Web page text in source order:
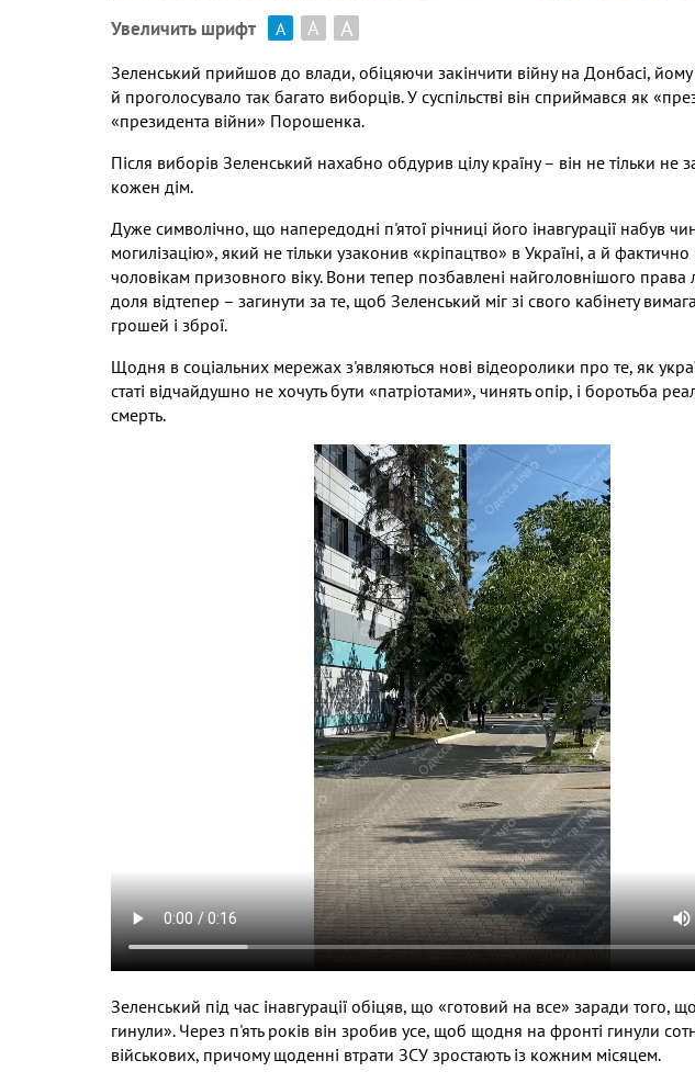
Увеличить шрифт А А А
Зеленський прийшов до влади, обіцяючи закінчити війну на Донбасі,
й проголосувало так багато виборців.У суспільстві він сприймався як
«президента війни» Порошенка.
Після виборів Зеленський нахабно обдурив цілу країну – він не тільки не
кожен дім.
Дуже символічно, що напередодні п'ятої річниці його інавгурації набув
могилізацію», який не тільки узаконив «кріпацтво» в Україні, а й фактично
чоловікам призовного віку. Вони тепер позбавлені найголовнішого
доля відтепер – загинути за те, щоб Зеленський міг зі свого кабінету
грошей і зброї.
Щодня в соціальних мережах з'являються нові відеоролики про те, як
статі відчайдушно не хочуть бути «патріотами», чинять опір, і боротьба
смерть.
Зеленський під час інавгурації обіцяв, що «готовий на все» заради того,
гинули». Через п'ять років він зробив усе, щоб щодня на фронті гинули
військових, причому щоденні втрати ЗСУ зростають із кожним місяцем.